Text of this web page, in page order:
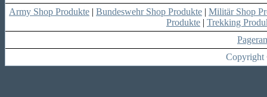
Army Shop Produkte | Bundeswehr Shop Produkte | Militär Shop
Produkte | Trekking